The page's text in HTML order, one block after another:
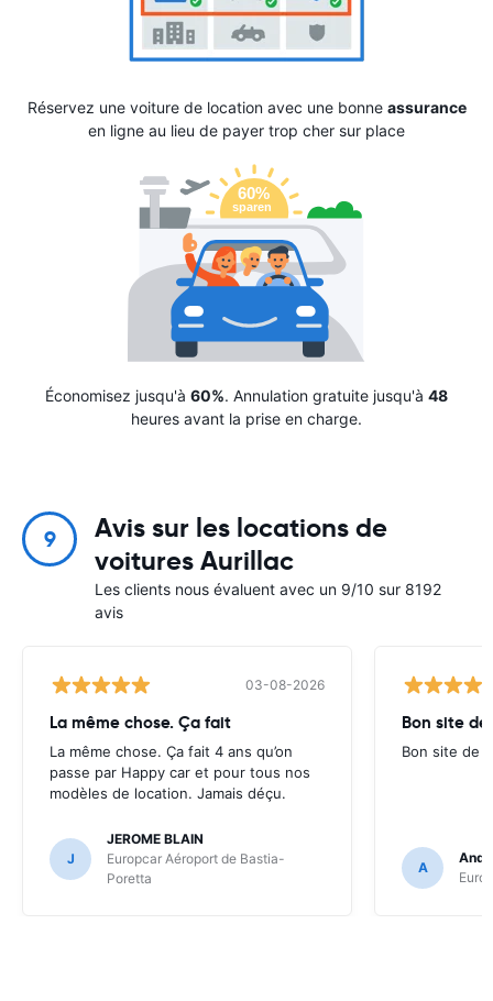
Réservez une voiture de location avec une bonne assurance
en ligne au lieu de payer trop cher sur place
Économisez jusqu'à 60%. Annulation gratuite jusqu'à 48
heures avant la prise en charge.
9
Avis sur les locations de
voitures Aurillac
Les clients nous évaluent avec un 9/10 sur 8192
avis
03-08-2026
La même chose. Ça fait
La même chose. Ça fait 4 ans qu’on
passe par Happy car et pour tous nos
modèles de location. Jamais déçu.
J
JEROME BLAIN
Europcar Aéroport de Bastia-
Poretta
Bon site
Bon site de
A